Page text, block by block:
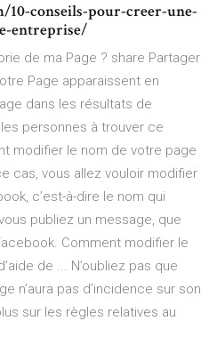
10-conseils-pour-creer-une-
entreprise/
de ma Page ? share Partager
Page apparaissent en
dans les résultats de
personnes à trouver ce
modifier le nom de votre page
cas, vous allez vouloir modifier
c’est-à-dire le nom qui
publiez un message, que
Comment modifier le
de ... N’oubliez pas que
n’aura pas d’incidence sur son
sur les règles relatives au